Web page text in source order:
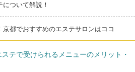
ついて解説！
都でおすすめのエステサロンはココ
テで受けられるメニューのメリット・